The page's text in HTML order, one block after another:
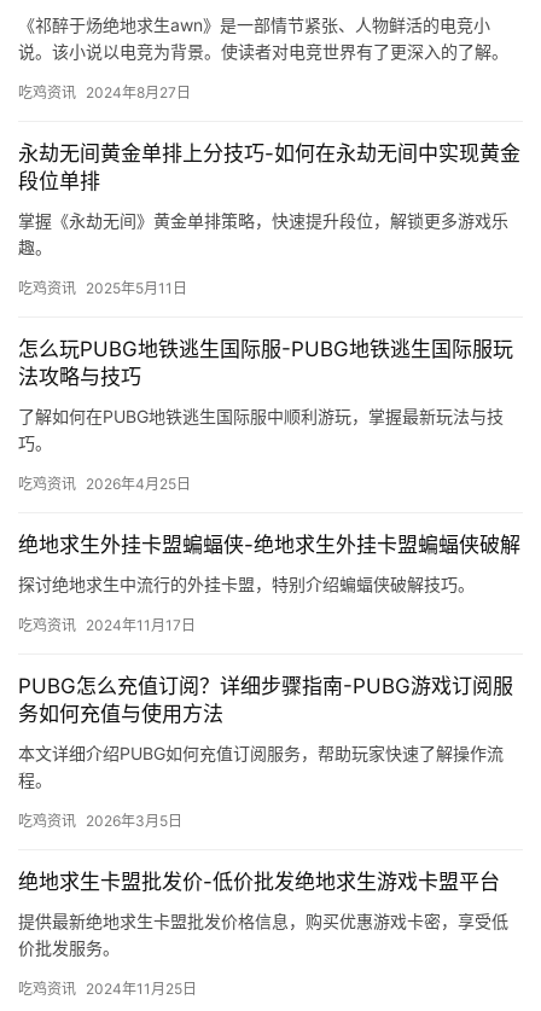
《祁醉于炀绝地求生awn》是一部情节紧张、人物鲜活的电竞小
说。该小说以电竞为背景。使读者对电竞世界有了更深入的了解。
吃鸡资讯 2024年8月27日
永劫无间黄金单排上分技巧-如何在永劫无间中实现黄金
段位单排
掌握《永劫无间》黄金单排策略，快速提升段位，解锁更多游戏乐
趣。
吃鸡资讯 2025年5月11日
怎么玩PUBG地铁逃生国际服-PUBG地铁逃生国际服玩
法攻略与技巧
了解如何在PUBG地铁逃生国际服中顺利游玩，掌握最新玩法与技
巧。
吃鸡资讯 2026年4月25日
绝地求生外挂卡盟蝙蝠侠-绝地求生外挂卡盟蝙蝠侠破解
探讨绝地求生中流行的外挂卡盟，特别介绍蝙蝠侠破解技巧。
吃鸡资讯 2024年11月17日
PUBG怎么充值订阅？详细步骤指南-PUBG游戏订阅服
务如何充值与使用方法
本文详细介绍PUBG如何充值订阅服务，帮助玩家快速了解操作流
程。
吃鸡资讯 2026年3月5日
绝地求生卡盟批发价-低价批发绝地求生游戏卡盟平台
提供最新绝地求生卡盟批发价格信息，购买优惠游戏卡密，享受低
价批发服务。
吃鸡资讯 2024年11月25日